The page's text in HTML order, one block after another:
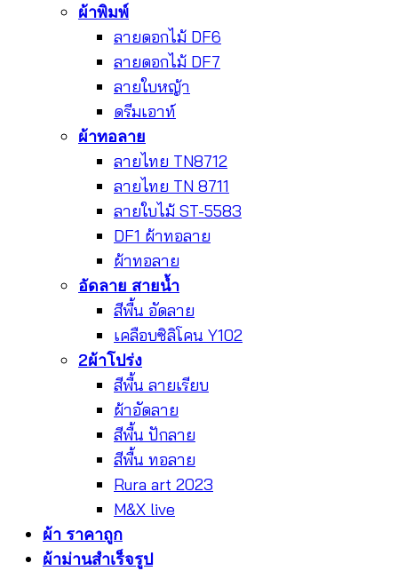
ผ้าพิมพ์
ลายดอกไม้ DF6
ลายดอกไม้ DF7
ลายใบหญ้า
ดรีมเอาท์
ผ้าทอลาย
ลายไทย TN8712
ลายไทย TN 8711
ลายใบไม้ ST-5583
DF1 ผ้าทอลาย
ผ้าทอลาย
อัดลาย สายน้ำ
สีพื้น อัดลาย
เคลือบซิลิโคน Y102
2ผ้าโปร่ง
สีพื้น ลายเรียบ
ผ้าอัดลาย
สีพื้น ปักลาย
สีพื้น ทอลาย
Rura art 2023
M&X live
ผ้า ราคาถูก
ผ้าม่านสำเร็จรูป